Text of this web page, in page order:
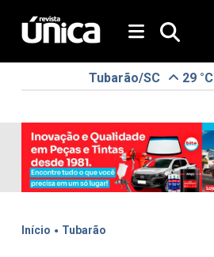
Tubarão/SC 29 °C
Início . Tubarão